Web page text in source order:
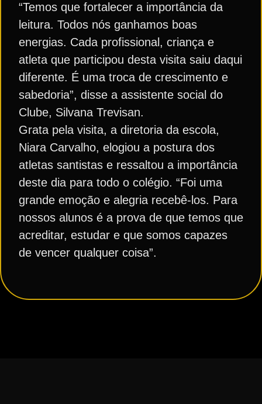
“Temos que fortalecer a importância da
leitura. Todos nós ganhamos boas
energias. Cada profissional, criança e
atleta que participou desta visita saiu daqui
diferente. É uma troca de crescimento e
sabedoria”, disse a assistente social do
Clube, Silvana Trevisan.
Grata pela visita, a diretoria da escola,
Niara Carvalho, elogiou a postura dos
atletas santistas e ressaltou a importância
deste dia para todo o colégio. “Foi uma
grande emoção e alegria recebê-los. Para
nossos alunos é a prova de que temos que
acreditar, estudar e que somos capazes
de vencer qualquer coisa”.